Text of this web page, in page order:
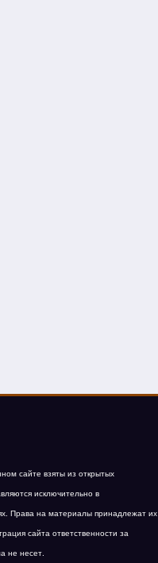
сайте взяты из открытых
исключительно в
Права на материалы принадлежат их
сайта ответственности за
не несет.